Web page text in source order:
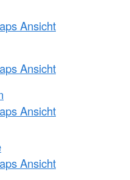
Ansicht
Ansicht
Ansicht
Ansicht